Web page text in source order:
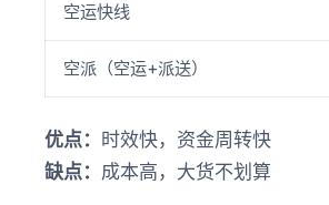
空运快线
空派（空运+派送）
优点： 时效快，资金周转快
缺点： 成本高，大货不划算